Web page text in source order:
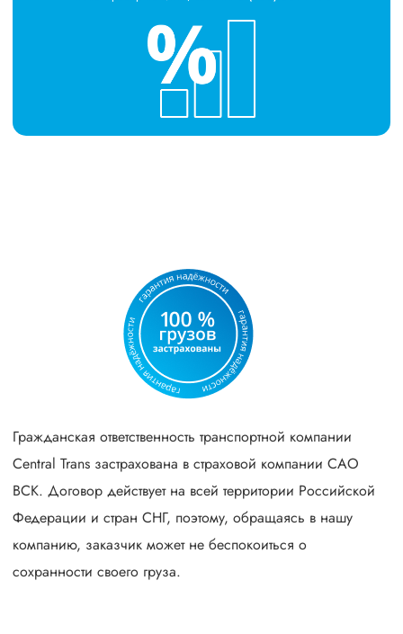
Гражданская ответственность транспортной компании
Central Trans застрахована в страховой компании САО
ВСК. Договор действует на всей территории Российской
Федерации и стран СНГ, поэтому, обращаясь в нашу
компанию, заказчик может не беспокоиться о
сохранности своего груза.